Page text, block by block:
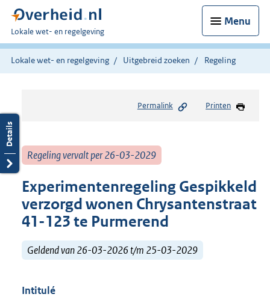
Menu
U
bent
hier:
Lokale wet- en regelgeving
Lokale wet- en regelgeving Uitgebreid zoeken Regeling
Permalink Printen
Regeling vervalt per 26-03-2029
Experimentenregeling Gespikkeld
verzorgd wonen Chrysantenstraat
41-123 te Purmerend
Geldend van 26-03-2026 t/m 25-03-2029
Intitulé